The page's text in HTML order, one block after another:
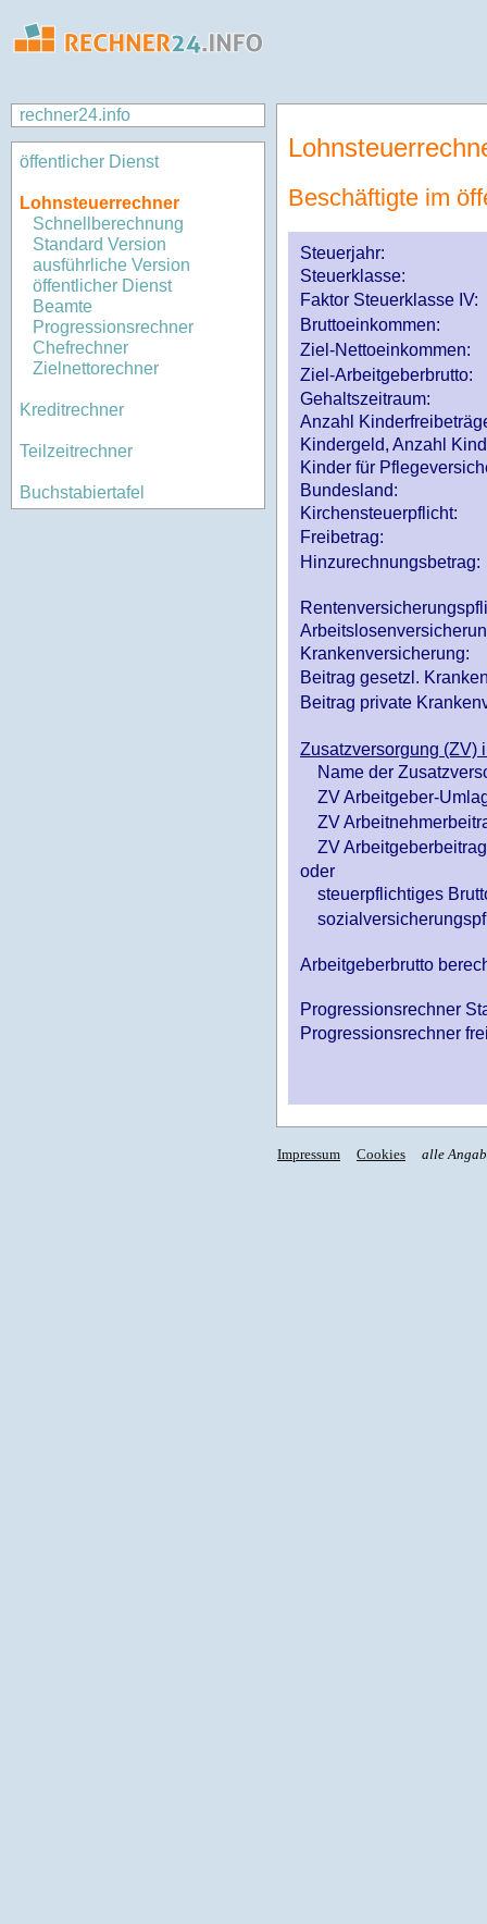
rechner24.info
öffentlicher Dienst
Lohnsteuerrechner
Schnellberechnung
Standard Version
ausführliche Version
öffentlicher Dienst
Beamte
Progressionsrechner
Chefrechner
Zielnettorechner
Kreditrechner
Teilzeitrechner
Buchstabiertafel
Beschäftigte im
Steuerjahr:
Steuerklasse:
Faktor Steuerklasse IV:
Bruttoeinkommen:
Ziel-Nettoeinkommen:
Ziel-Arbeitgeberbrutto:
Gehaltszeitraum:
Anzahl
Kindergeld, Anzahl
Kinder für
Bundesland:
Kirchensteuerpflicht:
Freibetrag:
Hinzurechnungsbetrag:
Krankenversicherung:
Beitrag gesetzl.
Beitrag private
Zusatzversorgung (ZV)
Name der
ZV Arbeitgeber-
ZV
ZV
oder
steuerpflichtiges
Arbeitgeberbrutto
Progressionsrechner
Progressionsrechner
Impressum Cookies alle